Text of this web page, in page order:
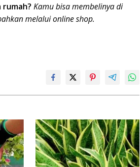
rumah? Kamu bisa membelinya di
melalui online shop.